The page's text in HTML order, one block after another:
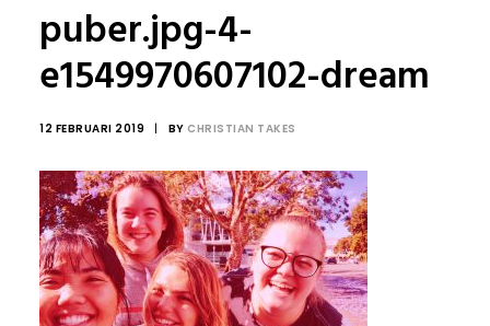
© 2017 Beter Gebit
Sitemap|Disclaimer
Privacy Policy
puber.jpg-4-
e1549970607102-dream
12 FEBRUARI 2019 | BY CHRISTIAN TAKES